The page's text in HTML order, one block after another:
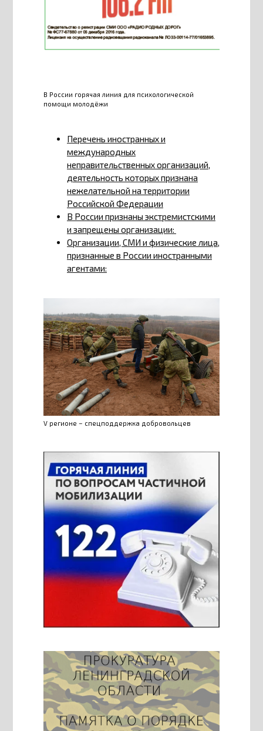
В России горячая линия для психологической
помощи молодёжи
Перечень иностранных и
международных
неправительственных организаций,
деятельность которых признана
нежелательной на территории
Российской Федерации
В России признаны экстремистскими
и запрещены организации:
Организации, СМИ и физические лица,
признанные в России иностранными
агентами:
V регионе – спецподдержка добровольцев